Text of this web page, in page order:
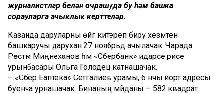
журналистлар белән очрашуда бу һәм башка
сорауларга ачыклык керттеләр.
Казанда даруларны өйгә китереп бирү хезмәтен
башкаручы даруханә 27 ноябрьдә ачылачак. Чарада
Рөстәм Миңнеханов һәм «Сбербанк» идарәсе рәисе
урынбасары Ольга Голодец катнашачак.
– «Сбер Еаптека» Сәетгалиев урамы, 6 нчы йорт адресы
буенча урнашачак. Бинаның мәйданы – 582 квадрат